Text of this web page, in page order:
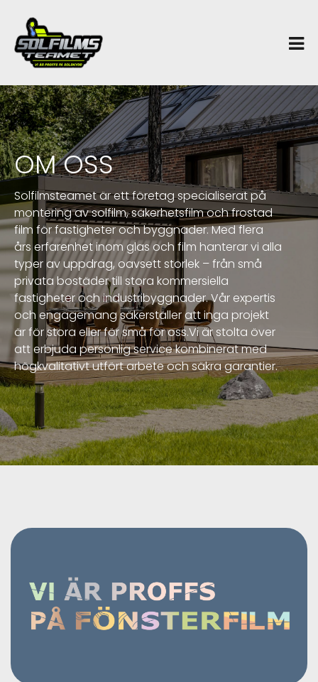
content
×
OM OSS
Solfilmsteamet är ett företag specialiserat på
montering av solfilm, säkerhetsfilm och frostad
film för fastigheter och byggnader. Med flera
års erfarenhet inom glas och film hanterar vi alla
typer av uppdrag, oavsett storlek – från små
privata bostäder till stora kommersiella
fastigheter och industribyggnader. Vår expertis
och engagemang säkerställer att inga projekt
är för stora eller för små för oss.Vi är stolta över
att erbjuda personlig service kombinerat med
högkvalitativt utfört arbete och säkra garantier.